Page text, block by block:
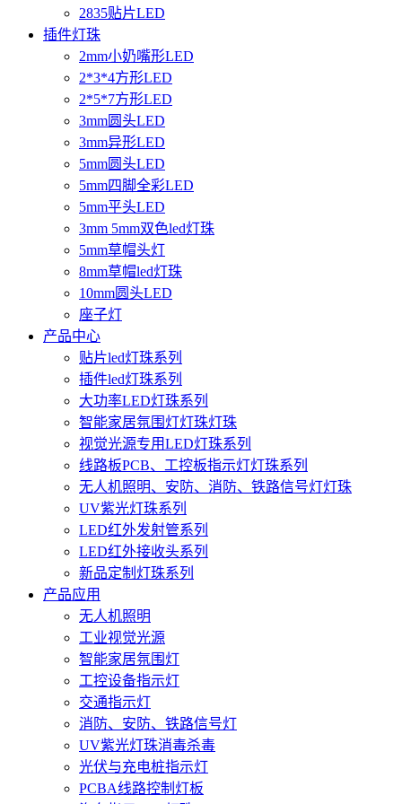
2835贴片LED
插件灯珠
2mm小奶嘴形LED
2*3*4方形LED
2*5*7方形LED
3mm圆头LED
3mm异形LED
5mm圆头LED
5mm四脚全彩LED
5mm平头LED
3mm 5mm双色led灯珠
5mm草帽头灯
8mm草帽led灯珠
10mm圆头LED
座子灯
产品中心
贴片led灯珠系列
插件led灯珠系列
大功率LED灯珠系列
智能家居氛围灯灯珠灯珠
视觉光源专用LED灯珠系列
线路板PCB、工控板指示灯灯珠系列
无人机照明、安防、消防、铁路信号灯灯珠
UV紫光灯珠系列
LED红外发射管系列
LED红外接收头系列
新品定制灯珠系列
产品应用
无人机照明
工业视觉光源
智能家居氛围灯
工控设备指示灯
交通指示灯
消防、安防、铁路信号灯
UV紫光灯珠消毒杀毒
光伏与充电桩指示灯
PCBA线路控制灯板